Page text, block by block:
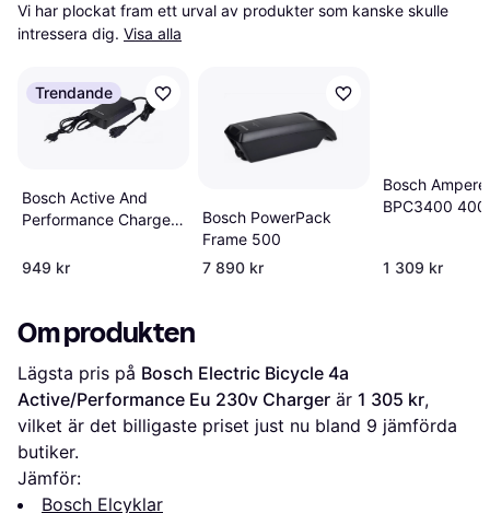
Vi har plockat fram ett urval av produkter som kanske skulle
intressera dig. Visa alla
Trendande
Bosch Active And
Performance Charger
949 kr
Bosch PowerPack
Frame 500
7 890 kr
Bosch Ampere
BPC3400 400
1 309 kr
Om produkten
Lägsta pris på Bosch Electric Bicycle 4a
Active/Performance Eu 230v Charger är 1 305 kr,
vilket är det billigaste priset just nu bland 9 jämförda
butiker.
Jämför:
Bosch Elcyklar